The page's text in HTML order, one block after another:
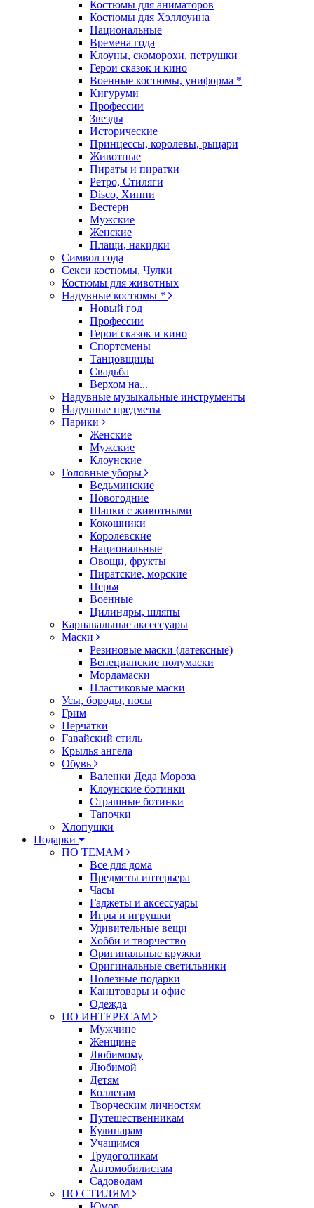
Костюмы для аниматоров
Костюмы для Хэллоуина
Национальные
Времена года
Клоуны, скоморохи, петрушки
Герои сказок и кино
Военные костюмы, униформа *
Кигуруми
Профессии
Звезды
Исторические
Принцессы, королевы, рыцари
Животные
Пираты и пиратки
Ретро, Стиляги
Disco, Хиппи
Вестерн
Мужские
Женские
Плащи, накидки
Символ года
Секси костюмы, Чулки
Костюмы для животных
Надувные костюмы *
Новый год
Профессии
Герои сказок и кино
Спортсмены
Танцовщицы
Свадьба
Верхом на...
Надувные музыкальные инструменты
Надувные предметы
Парики
Женские
Мужские
Клоунские
Головные уборы
Ведьминские
Новогодние
Шапки с животными
Кокошники
Королевские
Национальные
Овощи, фрукты
Пиратские, морские
Перья
Военные
Цилиндры, шляпы
Карнавальные аксессуары
Маски
Резиновые маски (латексные)
Венецианские полумаски
Мордамаски
Пластиковые маски
Усы, бороды, носы
Грим
Перчатки
Гавайский стиль
Крылья ангела
Обувь
Валенки Деда Мороза
Клоунские ботинки
Страшные ботинки
Тапочки
Хлопушки
Подарки
ПО ТЕМАМ
Все для дома
Предметы интерьера
Часы
Гаджеты и аксессуары
Игры и игрушки
Удивительные вещи
Хобби и творчество
Оригинальные кружки
Оригинальные светильники
Полезные подарки
Канцтовары и офис
Одежда
ПО ИНТЕРЕСАМ
Мужчине
Женщине
Любимому
Любимой
Детям
Коллегам
Творческим личностям
Путешественникам
Кулинарам
Учащимся
Трудоголикам
Автомобилистам
Садоводам
ПО СТИЛЯМ